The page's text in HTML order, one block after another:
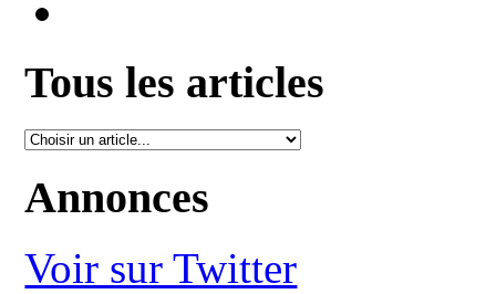
Tous les articles
Annonces
Voir sur Twitter